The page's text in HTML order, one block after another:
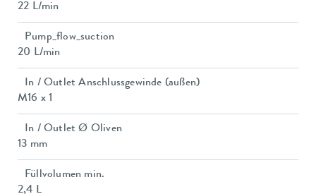
22 L/min
Pump_flow_suction
20 L/min
In / Outlet Anschlussgewinde (außen)
M16 x 1
In / Outlet Ø Oliven
13 mm
Füllvolumen min.
2,4 L